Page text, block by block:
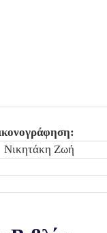
Νικητάκη Ζωή